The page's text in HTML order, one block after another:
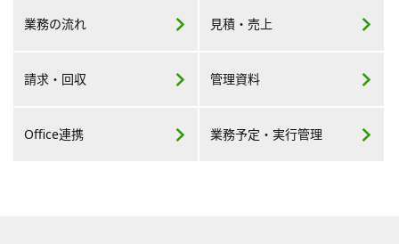
業務の流れ 見積・売上
請求・回収 管理資料
Office連携 業務予定・ 実行管理